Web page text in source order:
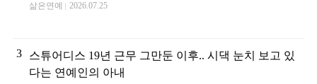
삶은연예 2026.07.25
3
스튜어디스 19년 근무 그만둔 이후.. 시댁 눈치 보고 있
다는 연예인의 아내